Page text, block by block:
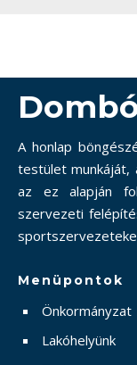
A honlap
testület munkáját,
az ez alapján
szervezeti
Menüpontok
Önkormányzat
Lakóhelyünk